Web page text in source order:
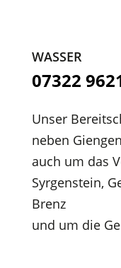
WASSER
07322
Unser
neben
auch um das
Syrgenstein,
Brenz
und um die